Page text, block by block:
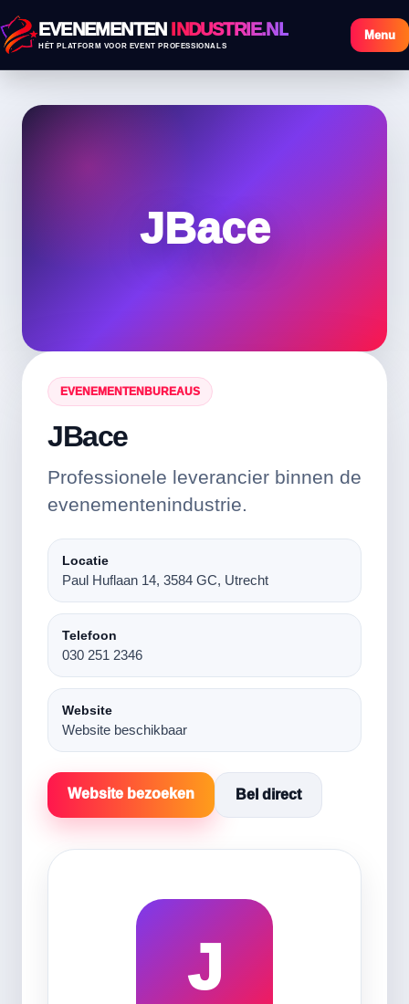
EVENEMENTEN INDUSTRIE.NL
HÉT PLATFORM VOOR EVENT PROFESSIONALS
Menu
JBace
EVENEMENTENBUREAUS
JBace
Professionele leverancier binnen de
evenementenindustrie.
Locatie
Paul Huflaan 14, 3584 GC, Utrecht
Telefoon
030 251 2346
Website
Website beschikbaar
Website bezoeken Bel direct
J